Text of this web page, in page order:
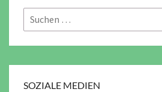
Suchen
nach:
SOZIALE MEDIEN